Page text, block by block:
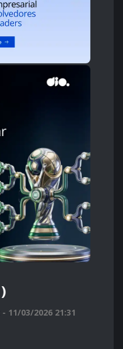
11/03/2026 21:31